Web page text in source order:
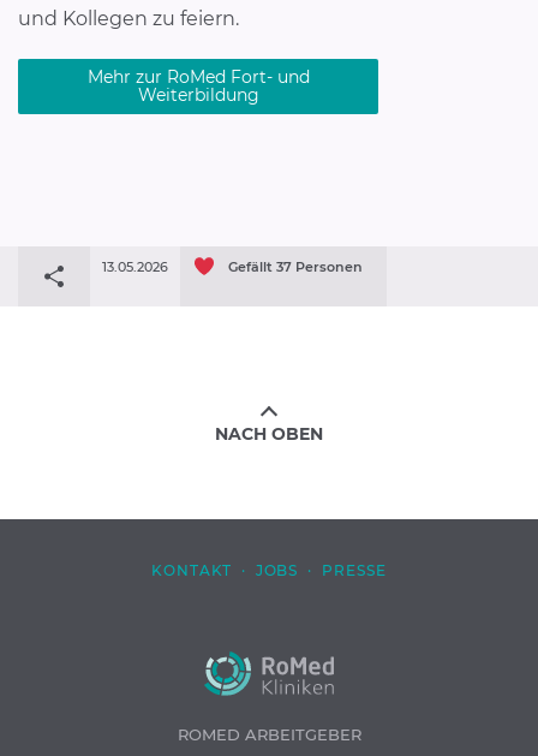
und Kollegen zu feiern.
Mehr zur RoMed Fort- und
Weiterbildung
Gefällt 37 Personen
13.05.2026
NACH OBEN
KONTAKT · JOBS · PRESSE
ROMED ARBEITGEBER